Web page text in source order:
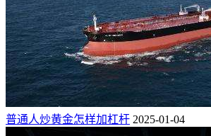
普通人炒黄金怎样加杠杆 2025-01-04